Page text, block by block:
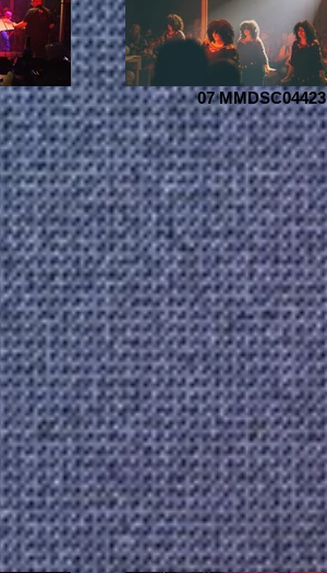
07 MMDSC04423